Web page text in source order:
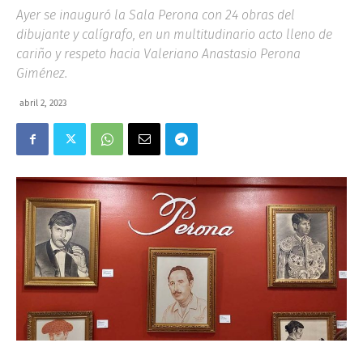
Ayer se inauguró la Sala Perona con 24 obras del
dibujante y calígrafo, en un multitudinario acto lleno de
cariño y respeto hacia Valeriano Anastasio Perona
Giménez.
abril 2, 2023